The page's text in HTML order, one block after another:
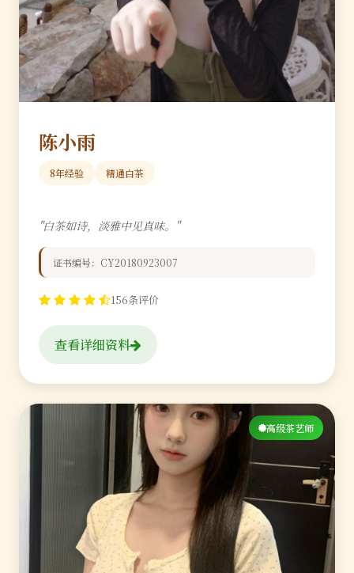
陈小雨
8年经验 精通白茶
"白茶如诗，淡雅中见真味。"
证书编号：CY20180923007
156条评价
查看详细资料
高级茶艺师